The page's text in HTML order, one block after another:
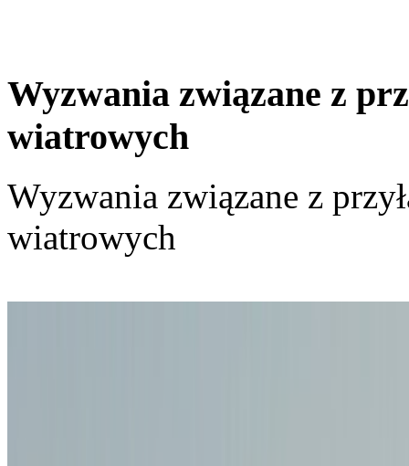
Wyzwania związane z
wiatrowych
Wyzwania związane z
wiatrowych